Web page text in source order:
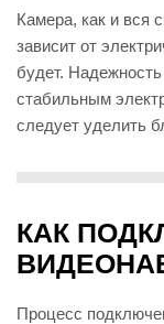
Камера, как и вся
зависит от
будет.
стабильным
следует уделить
КАК
Процесс